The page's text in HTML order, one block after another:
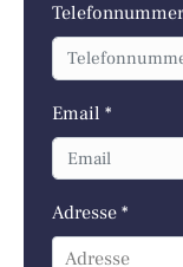
Email *
Adresse *
Adresse